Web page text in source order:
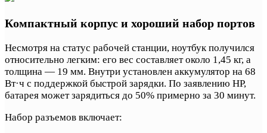
Компактный корпус и хороший набор портов
Несмотря на статус рабочей станции, ноутбук получился
относительно легким: его вес составляет около 1,45 кг, а
толщина — 19 мм. Внутри установлен аккумулятор на 68
Вт·ч с поддержкой быстрой зарядки. По заявлению HP,
батарея может зарядиться до 50% примерно за 30 минут.
Набор разъемов включает: